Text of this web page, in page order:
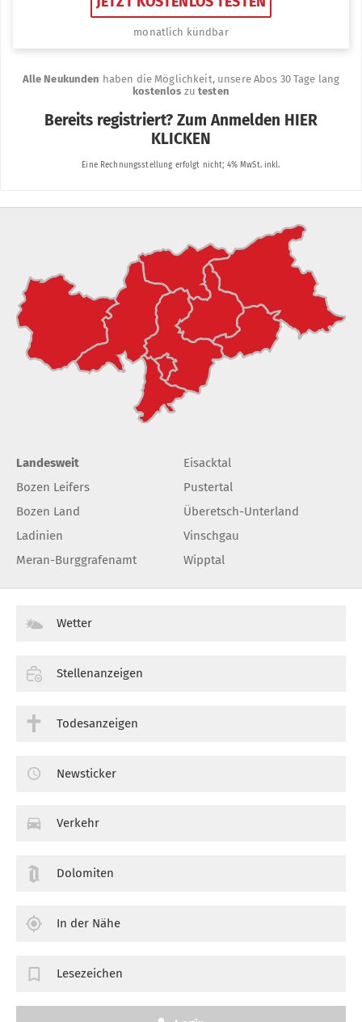
Landesweit
Bozen Leifers
Bozen Land
Ladinien
Meran-Burggrafenamt
Eisacktal
Pustertal
Überetsch-Unterland
Vinschgau
Wipptal
Wetter
Stellenanzeigen
Todesanzeigen
Newsticker
Verkehr
Dolomiten
In der Nähe
Lesezeichen